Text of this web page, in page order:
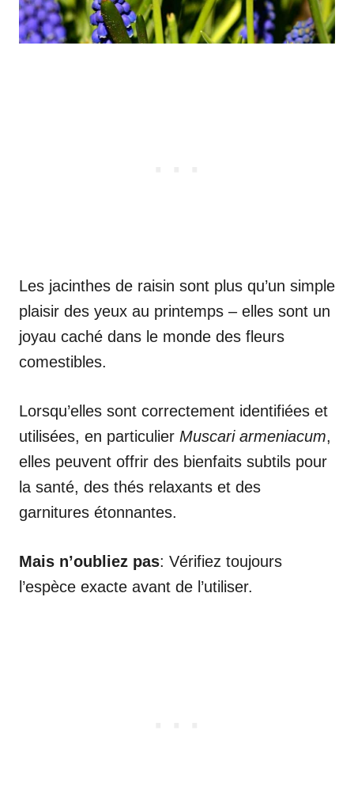
Les jacinthes de raisin sont plus qu’un simple
plaisir des yeux au printemps – elles sont un
joyau caché dans le monde des fleurs
comestibles.
Lorsqu’elles sont correctement identifiées et
utilisées, en particulier Muscari armeniacum,
elles peuvent offrir des bienfaits subtils pour
la santé, des thés relaxants et des
garnitures étonnantes.
Mais n’oubliez pas: Vérifiez toujours
l’espèce exacte avant de l’utiliser.